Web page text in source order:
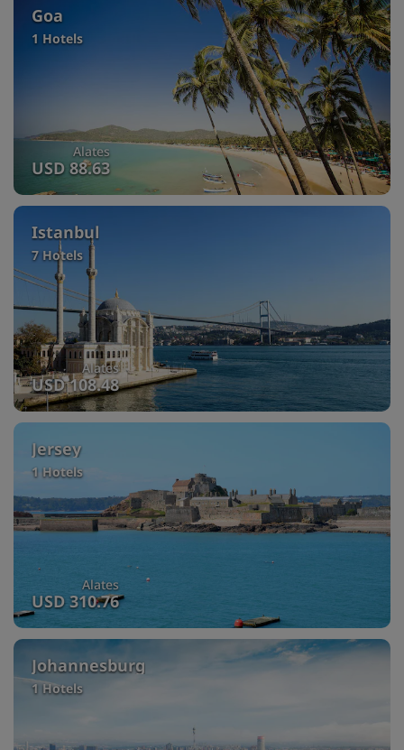
Goa
1 Hotels
Alates
USD 88.63
Istanbul
7 Hotels
Alates
USD 108.48
Jersey
1 Hotels
Alates
USD 310.76
Johannesburg
1 Hotels